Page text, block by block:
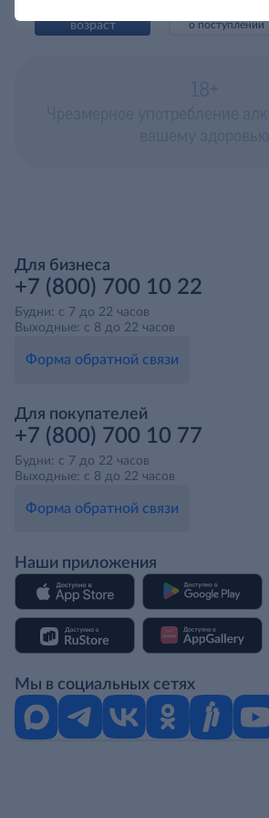
возраст
о поступлении
Для бизнеса
+7 (800) 700 10 22
Будни: с 7 до 22 часов
Выходные: с 8 до 22 часов
Форма обратной связи
Для покупателей
+7 (800) 700 10 77
Будни: с 7 до 22 часов
Выходные: с 8 до 22 часов
Форма обратной связи
Наши приложения
Мы в социальных сетях